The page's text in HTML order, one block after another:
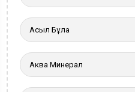
Асыл Бұлақ
Аква Минерал